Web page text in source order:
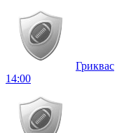
Гриквас
14:00